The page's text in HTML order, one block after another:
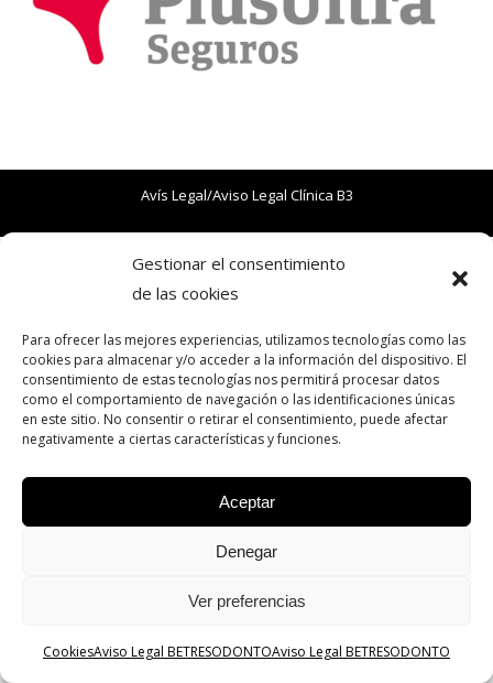
Gestionar el consentimiento
de las cookies
Para ofrecer las mejores experiencias, utilizamos tecnologías como las
cookies para almacenar y/o acceder a la información del dispositivo. El
consentimiento de estas tecnologías nos permitirá procesar datos
como el comportamiento de navegación o las identificaciones únicas
en este sitio. No consentir o retirar el consentimiento, puede afectar
negativamente a ciertas características y funciones.
Aceptar
Denegar
Ver preferencias
CookiesAviso Legal BETRESODONTOAviso Legal BETRESODONTO
Avís Legal/Aviso Legal Clínica B3